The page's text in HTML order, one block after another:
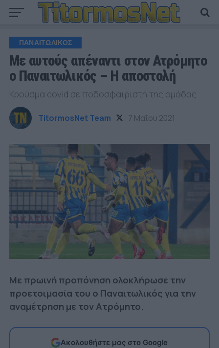
ΠΑΝΑΙΤΩΛΙΚΟΣ
Με αυτούς απέναντι στον Ατρόμητο
ο Παναιτωλικός – Η αποστολή
Κρούσμα covid σε ποδοσφαιριστή της ομάδας
TitormosNet Team 7 Μαΐου 2021
Με πρωινή προπόνηση ολοκλήρωσε την
προετοιμασία του ο Παναιτωλικός για την
αναμέτρηση με τον Ατρόμητο.
Ακολουθήστε μας στο Google